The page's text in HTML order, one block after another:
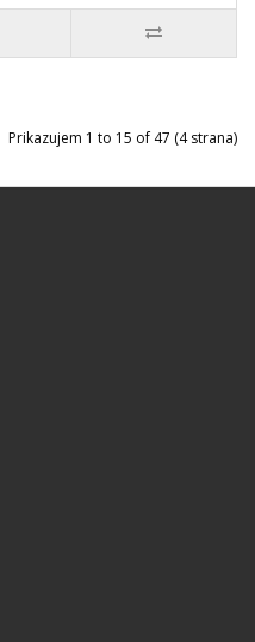
Prikazujem 1 to 15 of 47 (4 strana)